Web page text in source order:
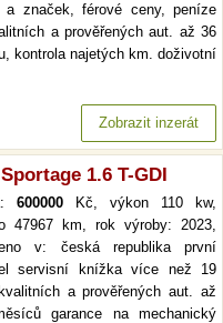
a značek, férové ceny, peníze
a prověřených aut. až 36
kontrola najetých km. doživotní
Zobrazit inzerát
1.6 T-GDI
600000 Kč, výkon 110 kw,
47967 km, rok výroby: 2023,
v: česká republika první
servisní knížka více než 19
a prověřených aut. až
garance na mechanický